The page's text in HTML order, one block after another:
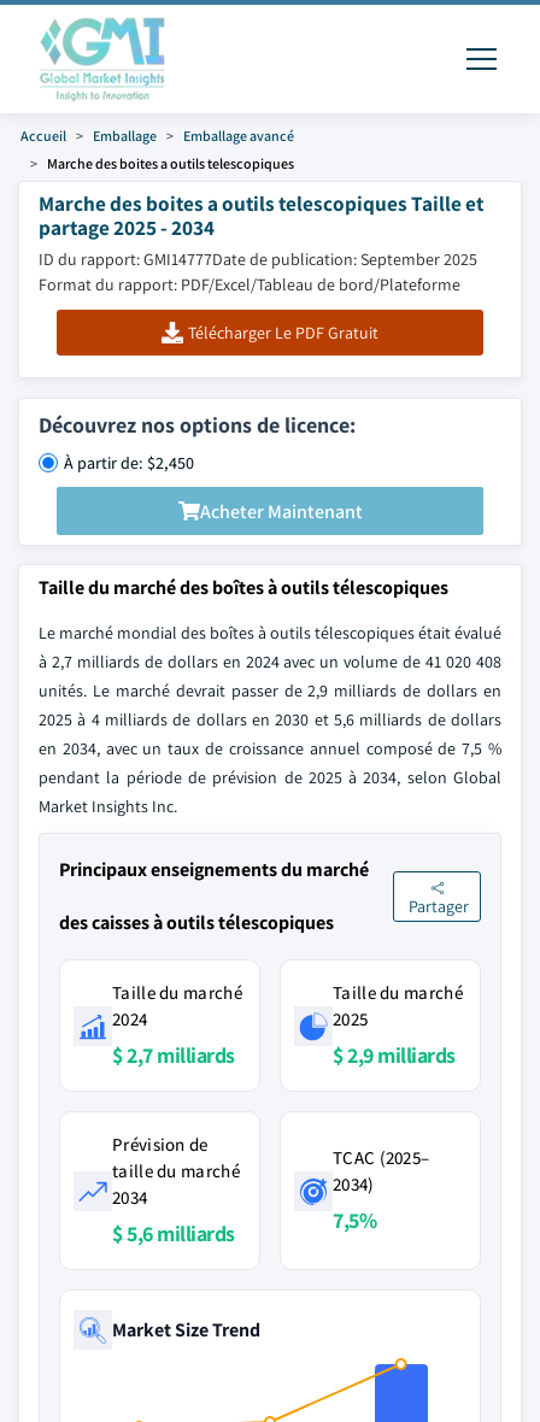
Accueil Emballage
Emballage avancé
Marche des boites a outils telescopiques
Marche des boites a outils telescopiques Taille et
partage 2025 - 2034
ID du rapport: GMI14777Date de publication: September 2025
Format du rapport: PDF/Excel/Tableau de bord/Plateforme
Télécharger Le PDF Gratuit
Découvrez nos options de licence:
À partir de: $2,450
Acheter Maintenant
Taille du marché des boîtes à outils télescopiques
Le marché mondial des boîtes à outils télescopiques était évalué
à 2,7 milliards de dollars en 2024 avec un volume de 41 020 408
unités. Le marché devrait passer de 2,9 milliards de dollars en
2025 à 4 milliards de dollars en 2030 et 5,6 milliards de dollars
en 2034, avec un taux de croissance annuel composé de 7,5 %
pendant la période de prévision de 2025 à 2034, selon Global
Market Insights Inc.
Principaux enseignements du marché
des caisses à outils télescopiques
Partager
Taille du marché
2024
$ 2,7 milliards
Taille du marché
2025
$ 2,9 milliards
Prévision de
taille du marché
2034
$ 5,6 milliards
TCAC (2025–
2034)
7,5%
Market Size Trend